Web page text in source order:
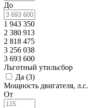
До
1 943 350
2 380 913
2 818 475
3 256 038
3 693 600
Льготный утильсбор
Да (3)
Мощность двигателя, л.с.
От